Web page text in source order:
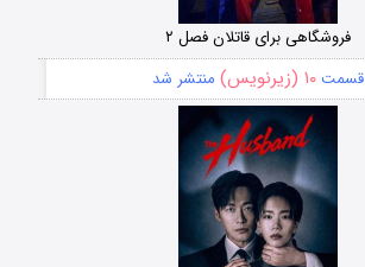
فروشگاهی برای قاتلان فصل ۲
قسمت۱۰ (زیرنویس) منتشر شد